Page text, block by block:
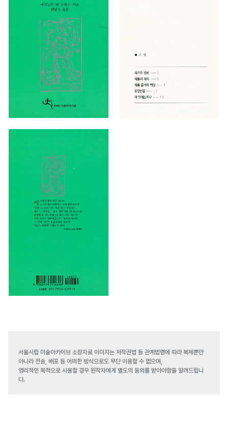
서울시립 미술아카이브 소장자료 이미지는 저작권법 등 관계법령에 따라 복제뿐만
아니라 전송, 배포 등 어떠한 방식으로도 무단 이용할 수 없으며,
영리적인 목적으로 사용할 경우 원작자에게 별도의 동의를 받아야함을 알려드립니
다.